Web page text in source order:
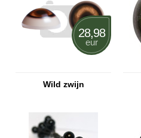
Wild zwijn
28,98
eur